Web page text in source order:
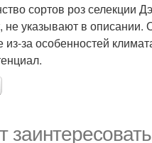
сортов роз селекции
указывают в описании.
за особенностей
заинтересовать